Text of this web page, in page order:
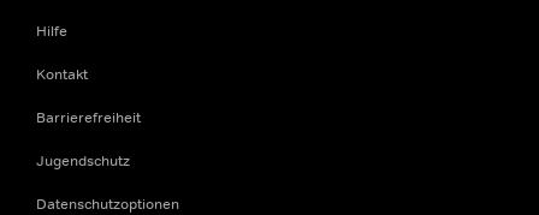
Hilfe
Kontakt
Barrierefreiheit
Jugendschutz
Datenschutzoptionen